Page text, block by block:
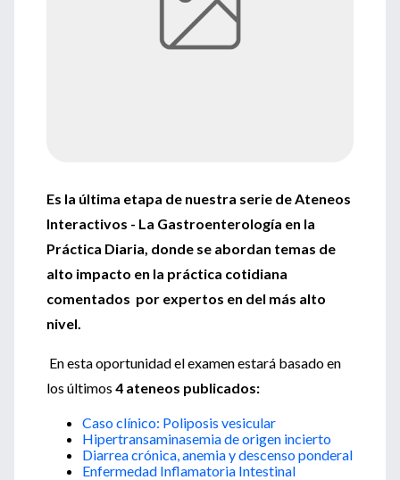
Es la última etapa de nuestra serie de Ateneos
Interactivos - La Gastroenterología en la
Práctica Diaria, donde se abordan temas de
alto impacto en la práctica cotidiana
comentados por expertos en del más alto
nivel.
En esta oportunidad el examen estará basado en
los últimos 4 ateneos publicados:
Caso clínico: Poliposis vesicular
Hipertransaminasemia de origen incierto
Diarrea crónica, anemia y descenso ponderal
Enfermedad Inflamatoria Intestinal